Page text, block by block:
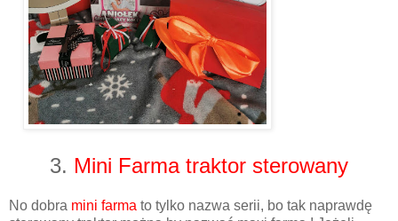
3. Mini Farma traktor sterowany
No dobra mini farma to tylko nazwa serii, bo tak naprawdę